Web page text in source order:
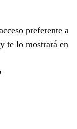
preferente a
te lo mostrará en